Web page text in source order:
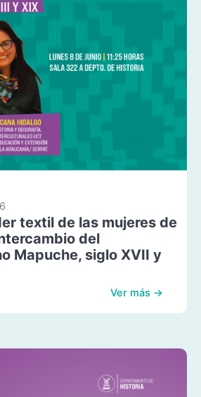
textil de las mujeres de
del
Mapuche, siglo XVII y
Ver más →